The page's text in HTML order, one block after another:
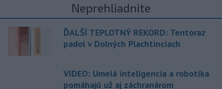
Neprehliadnite
ĎALŠÍ TEPLOTNÝ REKORD: Tentoraz
padol v Dolných Plachtinciach
VIDEO: Umelá inteligencia a robotika
pomáhajú už aj záchranárom